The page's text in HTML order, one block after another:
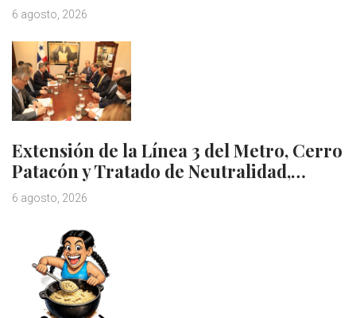
6 agosto, 2026
Extensión de la Línea 3 del Metro, Cerro
Patacón y Tratado de Neutralidad,…
6 agosto, 2026